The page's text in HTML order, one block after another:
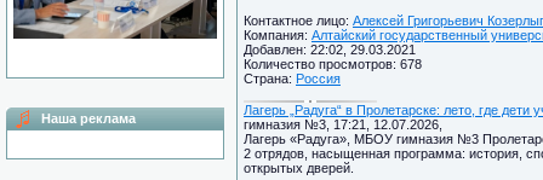
Наша реклама
Контактное лицо: Алексей Григорьевич
Компания: Алтайский государственный
Добавлен: 22:02, 29.03.2021
Количество просмотров: 678
Страна: Россия
Лагерь „Радуга“ в Пролетарске: лето, где
гимназия №3, 17:21, 12.07.2026,
Лагерь «Радуга», МБОУ гимназия №3
2 отрядов, насыщенная программа: история,
открытых дверей.